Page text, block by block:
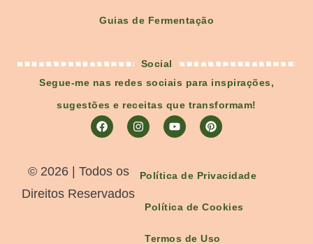
Guias de Fermentação
Social
Segue-me nas redes sociais para inspirações,
sugestões e receitas que transformam!
©️ 2026 | Todos os
Direitos Reservados
Política de Privacidade
Política de Cookies
Termos de Uso